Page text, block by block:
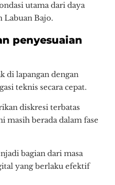
utama dari daya
Labuan Bajo.
penyesuaian
di lapangan dengan
teknis secara cepat.
diskresi terbatas
masih berada dalam fase
bagian dari masa
yang berlaku efektif